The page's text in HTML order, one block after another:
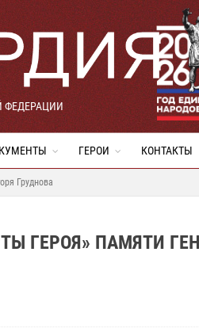
ФЕДЕРАЦИИ
ГЕРОИ КОНТАКТЫ
Груднова
ГЕРОЯ» ПАМЯТИ